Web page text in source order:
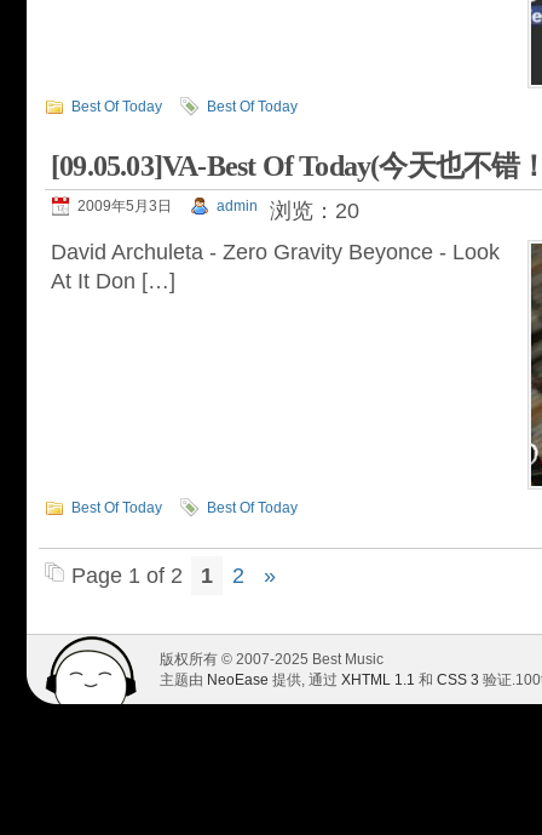
Best Of Today Best Of Today
[09.05.03]VA-Best Of Today(今天也不错
2009年5月3日 admin
浏览：20
David Archuleta - Zero Gravity Beyonce - Look
At It Don […]
Best Of Today Best Of Today
Page 1 of 2 1 2 »
版权所有 © 2007-2025 Best Music
主题由 NeoEase 提供, 通过 XHTML 1.1 和 CSS 3 验证.